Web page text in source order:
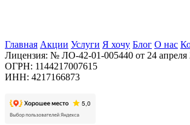
Главная Акции Услуги Я хочу Блог О нас
Лицензия: № ЛО-42-01-005440 от 24 апреля
ОГРН: 1144217007615
ИНН: 4217166873